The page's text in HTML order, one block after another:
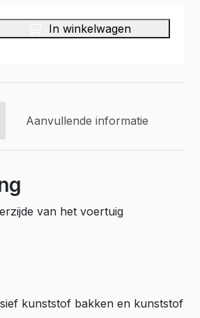
In winkelwagen
Aanvullende informatie
van het voertuig
kunststof bakken en kunststof